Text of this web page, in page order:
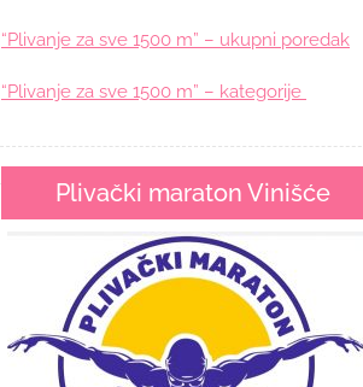
“Plivanje za sve 1500 m” – ukupni poredak
“Plivanje za sve 1500 m” – kategorije
Plivački maraton Vinišće